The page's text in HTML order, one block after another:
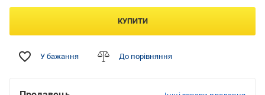
КУПИТИ
У бажання До порівняння